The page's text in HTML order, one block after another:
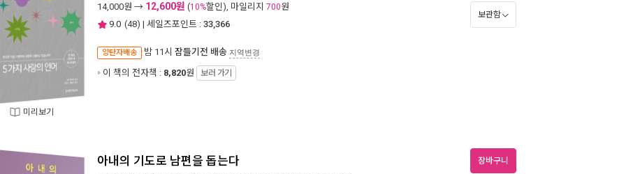
미리보기
14,000원 → 12,600원 (10%할인), 마일리지 700원
9.0 (48) | 세일즈포인트 : 33,366
양탄자배송 밤 11시 잠들기전 배송 지역변경
이 책의 전자책 : 8,820원 보러 가기
보관함
아내의 기도로 남편을 돕는다 장바구니